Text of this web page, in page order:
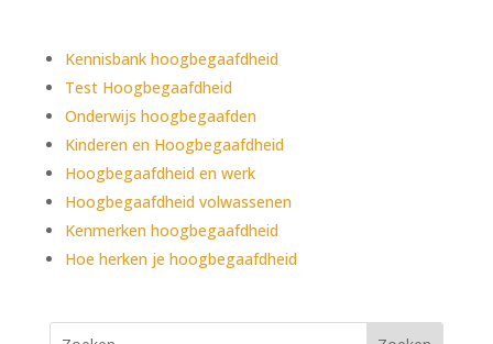
Kennisbank hoogbegaafdheid
Test Hoogbegaafdheid
Onderwijs hoogbegaafden
Kinderen en Hoogbegaafdheid
Hoogbegaafdheid en werk
Hoogbegaafdheid volwassenen
Kenmerken hoogbegaafdheid
Hoe herken je hoogbegaafdheid